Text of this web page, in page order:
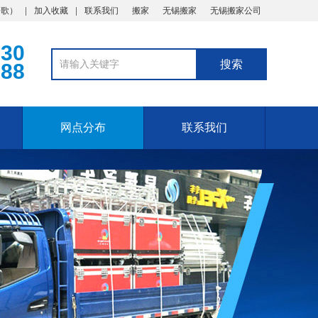
） 加入收藏 联系我们 搬家 无锡搬家 无锡搬家公司
网点分布 联系我们